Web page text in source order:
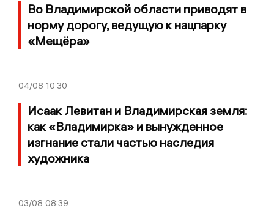
Во Владимирской области приводят в
норму дорогу, ведущую к нацпарку
«Мещёра»
04/08 10:30
Исаак Левитан и Владимирская земля:
как «Владимирка» и вынужденное
изгнание стали частью наследия
художника
03/08 08:39